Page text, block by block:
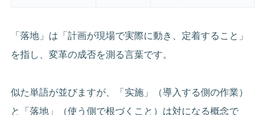
「落地」は「計画が現場で実際に動き、定着すること」
を指し、変革の成否を測る言葉です。
似た単語が並びますが、「实施」（導入する側の作業）
と「落地」（使う側で根づくこと）は対になる概念で